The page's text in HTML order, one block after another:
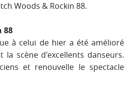
Woods & Rockin 88.
88
à celui de hier a été amélioré
la scène d'excellents danseurs.
et renouvelle le spectacle